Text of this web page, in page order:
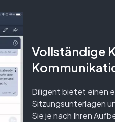
Vollständige
Diligent bietet einen
Sitzungsunterlagen
Sie je nach Ihren